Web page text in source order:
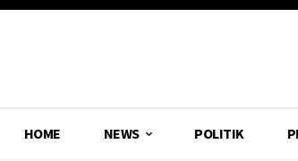
HOME NEWS POLITIK